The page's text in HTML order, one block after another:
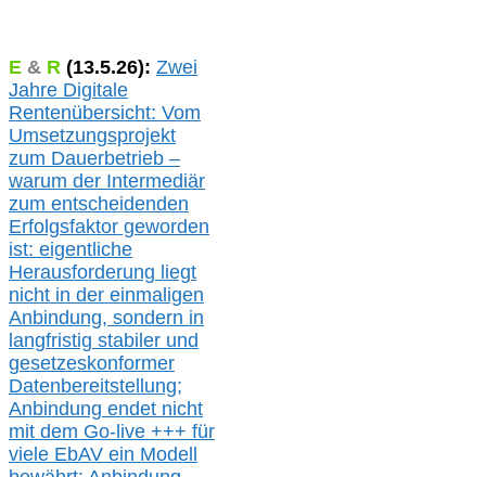
E & R (13.5.26): Zwei
Jahre Digitale
Rentenübersicht: Vom
Umsetzungsprojekt
zum Dauerbetrieb –
warum der Intermediär
zum entscheidenden
Erfolgsfaktor geworden
ist: eigentliche
Herausforderung liegt
nicht in der einmaligen
Anbindung, sondern in
langfristig stabiler und
gesetzeskonformer
Datenbereitstellung;
Anbindung endet nicht
mit dem Go-live +++ für
viele EbAV ein Modell